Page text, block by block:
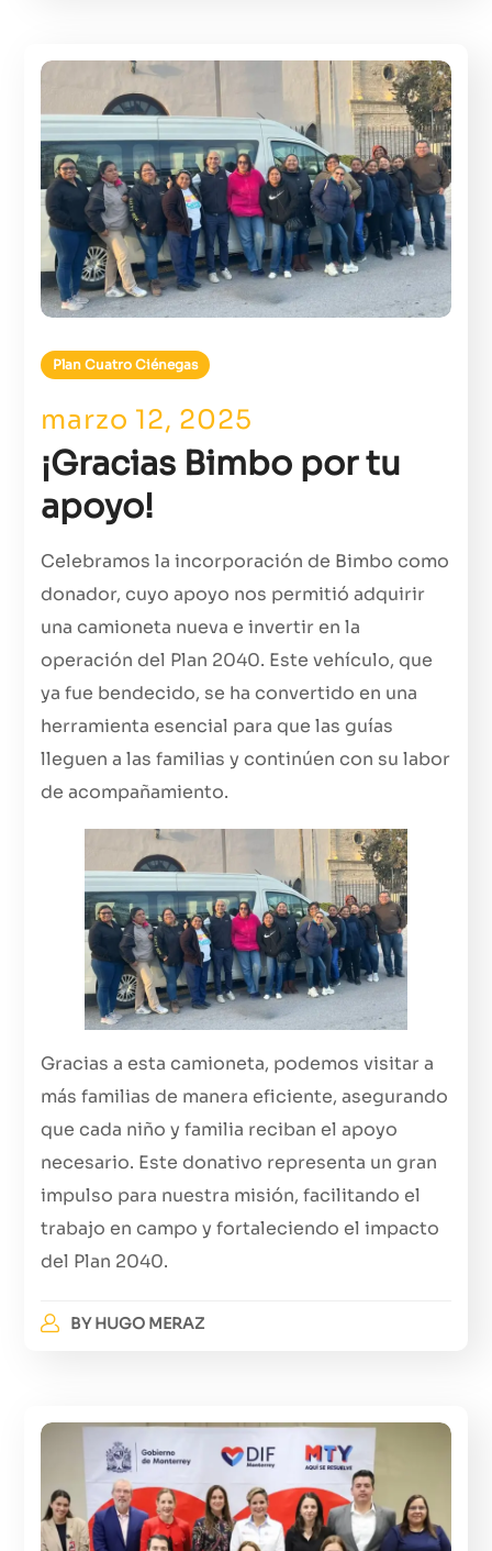
Plan Cuatro Ciénegas
marzo 12, 2025
¡Gracias Bimbo por tu
apoyo!
Celebramos la incorporación de Bimbo como
donador, cuyo apoyo nos permitió adquirir
una camioneta nueva e invertir en la
operación del Plan 2040. Este vehículo, que
ya fue bendecido, se ha convertido en una
herramienta esencial para que las guías
lleguen a las familias y continúen con su labor
de acompañamiento.
Gracias a esta camioneta, podemos visitar a
más familias de manera eficiente, asegurando
que cada niño y familia reciban el apoyo
necesario. Este donativo representa un gran
impulso para nuestra misión, facilitando el
trabajo en campo y fortaleciendo el impacto
del Plan 2040.
BYHUGO MERAZ